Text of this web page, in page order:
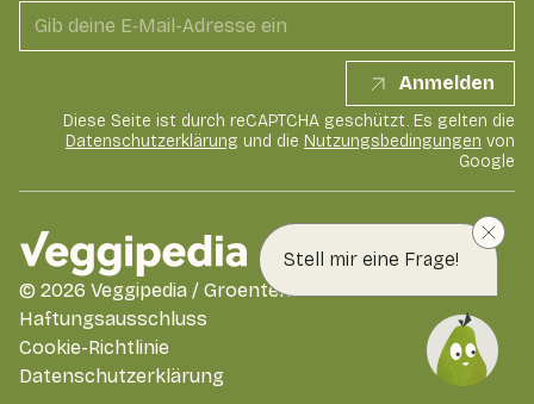
Stell mir eine Frage!
Anmelden
Diese Seite ist durch reCAPTCHA geschützt. Es gelten die
Datenschutzerklärung und die Nutzungsbedingungen von
Google
Haftungsausschluss
Cookie-Richtlinie
Datenschutzerklärung
© 2026 Veggipedia / GroentenFruit Huis